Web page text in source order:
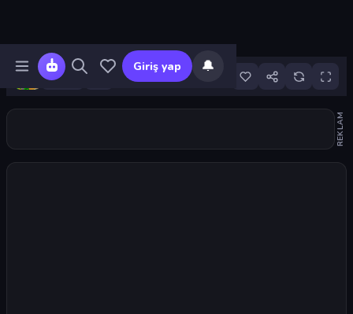
Giriş yap 🔔
1B
REKLAM